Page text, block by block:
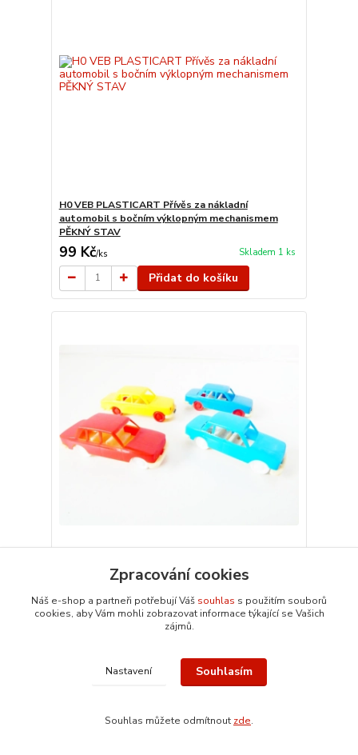
H0 VEB PLASTICART Přívěs za nákladní
automobil s bočním výklopným mechanismem
PĚKNÝ STAV
99 Kč/ks Skladem 1 ks
Přidat do košíku
H0 SET 4 ks Osobní automobil Wartburg 353
PĚKNÝ STAV
79 Kč /set Skladem 1 set
Přidat do košíku
Zpracování cookies
Náš e-shop a partneři potřebují Váš souhlas s použitím souborů
cookies, aby Vám mohli zobrazovat informace týkající se Vašich
zájmů.
Nastavení Souhlasím
Souhlas můžete odmítnout zde.